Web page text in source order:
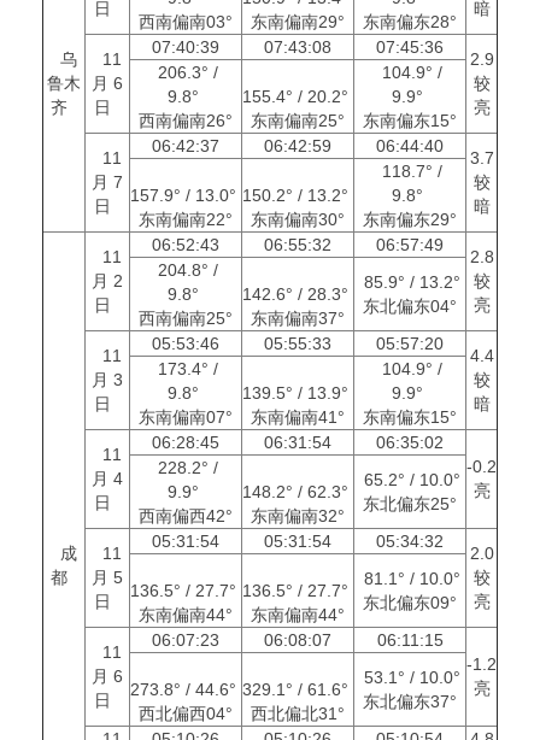
乌
鲁木
齐
日
暗
西南偏南03°
东南偏南29°
东南偏东28°
11
月 6
日
07:40:39 07:43:08 07:45:36
2.9
较
亮
206.3° /
9.8°
西南偏南26°
155.4° / 20.2°
东南偏南25°
104.9° /
9.9°
东南偏东15°
11
月 7
日
06:42:37 06:42:59 06:44:40
3.7
较
暗
157.9° / 13.0°
东南偏南22°
150.2° / 13.2°
东南偏南30°
118.7° /
9.8°
东南偏东29°
成
都
11
月 2
日
06:52:43 06:55:32 06:57:49
2.8
较
亮
204.8° /
9.8°
西南偏南25°
142.6° / 28.3°
东南偏南37°
85.9° / 13.2°
东北偏东04°
11
月 3
日
05:53:46 05:55:33 05:57:20
4.4
较
暗
173.4° /
9.8°
东南偏南07°
139.5° / 13.9°
东南偏南41°
104.9° /
9.9°
东南偏东15°
11
月 4
日
06:28:45 06:31:54
06:35:02
-0.2
亮
228.2° /
9.9°
西南偏西42°
148.2° / 62.3°
东南偏南32°
65.2° / 10.0°
东北偏东25°
11
月 5
日
05:31:54 05:31:54 05:34:32
2.0
较
亮
136.5° / 27.7°
东南偏南44°
136.5° / 27.7°
东南偏南44°
81.1° / 10.0°
东北偏东09°
11
月 6
日
06:07:23 06:08:07
06:11:15
-1.2
亮
273.8° / 44.6°
西北偏西04°
329.1° / 61.6°
西北偏北31°
53.1° / 10.0°
东北偏东37°